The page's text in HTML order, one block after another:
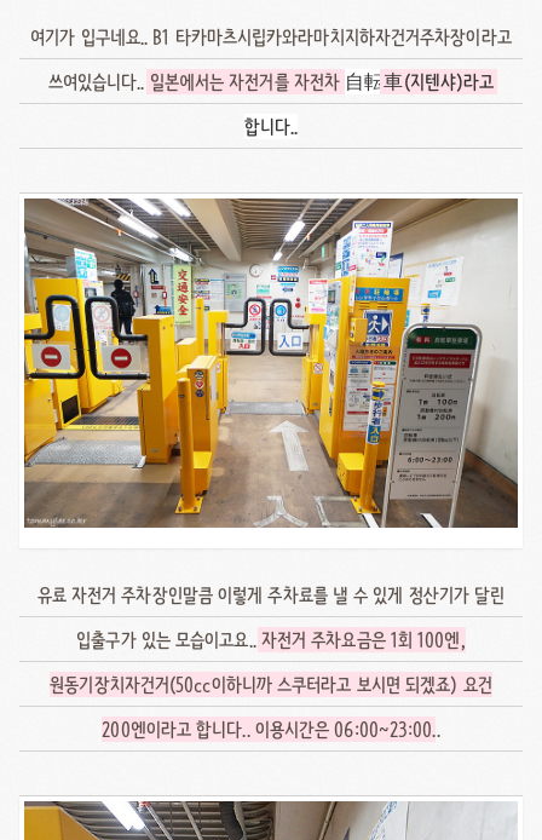
여기가 입구네요.. B1 타카마츠시립카와라마치지하자건거주차장이라고
쓰여있습니다.. 일본에서는 자전거를 자전차 自転車(지텐샤)라고
합니다..
유료 자전거 주차장인말큼 이렇게 주차료를 낼 수 있게 정산기가 달린
입출구가 있는 모습이고요.. 자전거 주차요금은 1회 100엔,
원동기장치자건거(50cc이하니까 스쿠터라고 보시면 되겠죠) 요건
200엔이라고 합니다.. 이용시간은 06:00~23:00..